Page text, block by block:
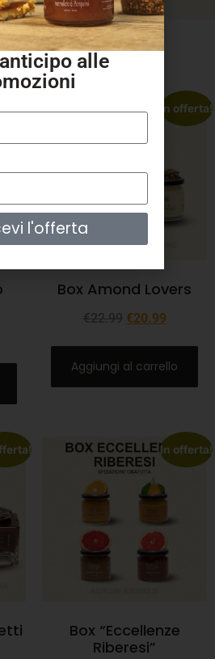
In offerta!
Box Amond Lovers
€20.99
Aggiungi al carrello
In offerta!
Box “Eccellenze
Riberesi”
alle
l'offerta